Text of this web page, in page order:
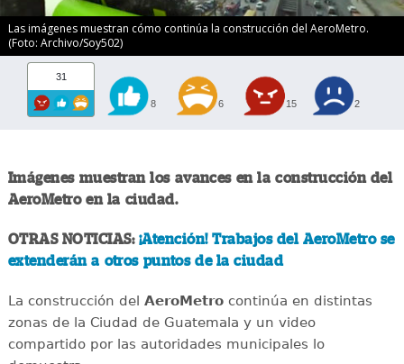
Las imágenes muestran cómo continúa la construcción del AeroMetro.
(Foto: Archivo/Soy502)
31
8 6 15 2
Imágenes muestran los avances en la construcción del
AeroMetro en la ciudad.
OTRAS NOTICIAS: ¡Atención! Trabajos del AeroMetro se
extenderán a otros puntos de la ciudad
La construcción del AeroMetrocontinúa en distintas
zonas de la Ciudad de Guatemala y un video
compartido por las autoridades municipales lo